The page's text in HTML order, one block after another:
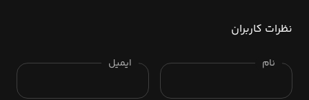
نظرات کاربران
نام ایمیل